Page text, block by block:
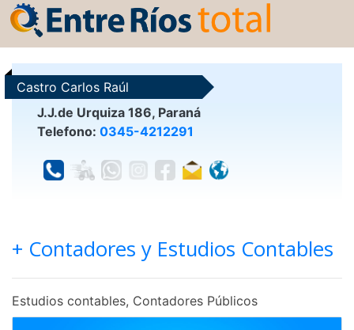
Castro Carlos Raúl
J.J.de Urquiza 186, Paraná
Telefono: 0345-4212291
+ Contadores y Estudios Contables
Estudios contables, Contadores Públicos